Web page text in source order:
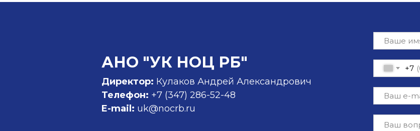
+7
АНО "УК НОЦ РБ"
Директор: Кулаков Андрей Александрович
Телефон: +7 (347) 286-52-48
E-mail: uk@nocrb.ru